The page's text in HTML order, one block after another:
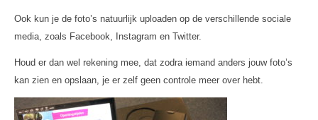
Ook kun je de foto’s natuurlijk uploaden op de verschillende sociale
media, zoals Facebook, Instagram en Twitter.
Houd er dan wel rekening mee, dat zodra iemand anders jouw foto’s
kan zien en opslaan, je er zelf geen controle meer over hebt.